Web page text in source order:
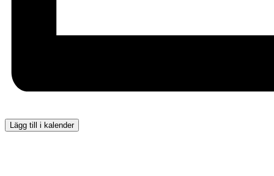
Lägg till i kalender